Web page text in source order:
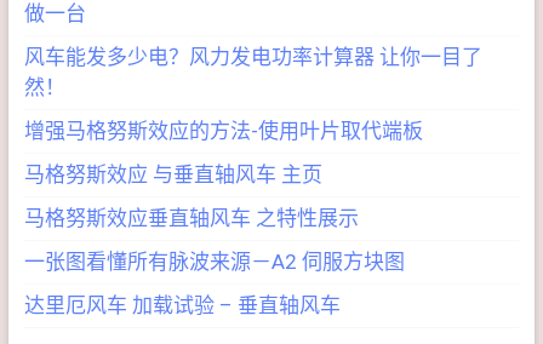
做一台
风车能发多少电？风力发电功率计算器 让你一目了
然！
增强马格努斯效应的方法-使用叶片取代端板
马格努斯效应 与垂直轴风车 主页
马格努斯效应垂直轴风车 之特性展示
一张图看懂所有脉波来源－A2 伺服方块图
达里厄风车 加载试验 – 垂直轴风车